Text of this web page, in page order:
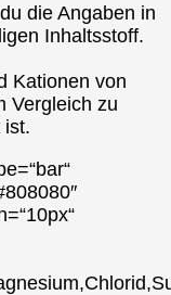
die Angaben in
Inhaltsstoff.
Kationen von
Vergleich zu
ist.